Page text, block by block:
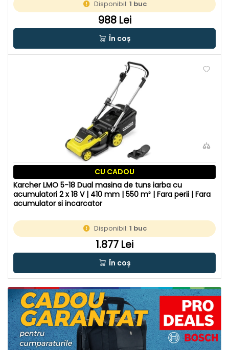
Disponibil:1 buc
988 Lei
În coș
CU CADOU
Karcher LMO 5-18 Dual masina de tuns iarba cu
acumulatori 2 x 18 V | 410 mm | 550 m² | Fara perii | Fara
acumulator si incarcator
Disponibil:1 buc
1.877 Lei
În coș